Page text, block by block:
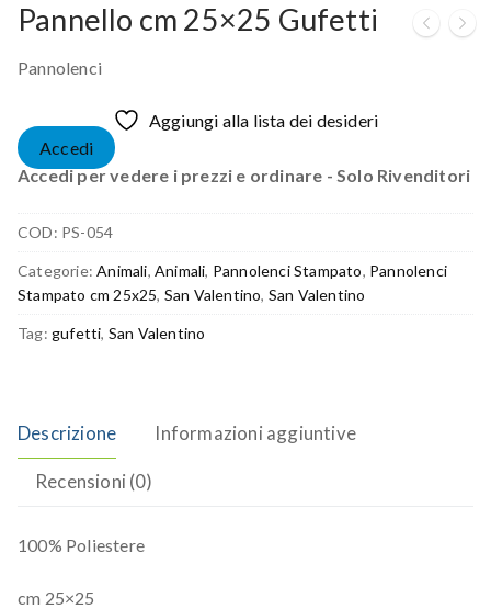
Pannello cm 25×25 Gufetti
Pannolenci
Aggiungi alla lista dei desideri
Accedi
Accedi per vedere i prezzi e ordinare - Solo Rivenditori
COD: PS-054
Categorie:Animali,Animali, Pannolenci Stampato, Pannolenci
Stampato cm 25x25, San Valentino, San Valentino
Tag: gufetti, San Valentino
Descrizione Informazioni aggiuntive
Recensioni (0)
100% Poliestere
cm 25×25